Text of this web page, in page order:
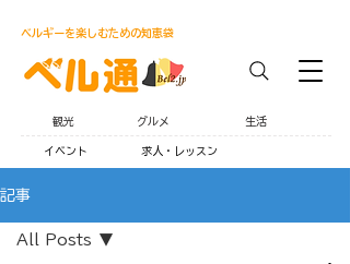
観光 グルメ 生活
求人・レッスン
ベルギーを楽しむための知恵袋
イベント
記事
All Posts